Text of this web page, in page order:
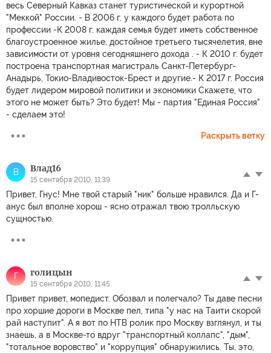
весь Северный Кавказ станет туристической и курортной
"Меккой" России. - В 2006 г. у каждого будет работа по
профессии -К 2008 г. каждая семья будет иметь собственное
благоустроенное жилье, достойное третьего тысячелетия, вне
зависимости от уровня сегодняшнего дохода . - К 2010 г. будет
построена транспортная магистраль Санкт-Петербург-
Анадырь, Токио-Владивосток-Брест и другие.- К 2017 г. Россия
будет лидером мировой политики и экономики Скажете, что
этого не может быть? Это будет! Мы - партия "Единая Россия"
- сделаем это!
Раскрыть ветку
В Влад16
15 сентября 2010, 11:39
Привет, Гнус! Мне твой старый "ник" больше нравился. Да и Г-
анус был вполне хорош - ясно отражал твою тролльскую
сущностью.
Г голицын
15 сентября 2010, 11:45
Привет привет, мопедист. Обозвал и полегчало? Ты даве песни
про хоршие дороги в Москве пел, типа "у нас на Таити скорой
рай наступит". А я вот по НТВ ролик про Москву взглянул, и ты
знаешь, а в Москве-то вдруг "транспортный коллапс", "дым",
"тотальное воровство" и "коррупция" обнаружились. Ты, это,